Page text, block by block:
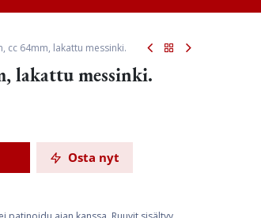
cc 64mm, lakattu messinki.
lakattu messinki.
Osta nyt